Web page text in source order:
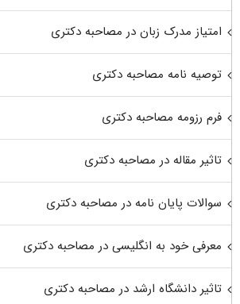
امتیاز مدرک زبان در مصاحبه دکتری
توصیه نامه مصاحبه دکتری
فرم رزومه مصاحبه دکتری
تاثیر مقاله در مصاحبه دکتری
سوالات پایان نامه در مصاحبه دکتری
معرفی خود به انگلیسی در مصاحبه دکتری
تاثیر دانشگاه ارشد در مصاحبه دکتری